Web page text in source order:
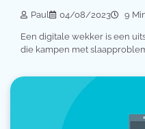
Paul 04/08/2023 9
Een digitale wekker is een
die kampen met